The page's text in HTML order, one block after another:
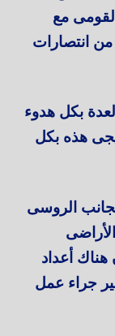
مع
من انتصارات
بكل هدوء
هذه بكل
الروسى
أعداد
جراء عمل